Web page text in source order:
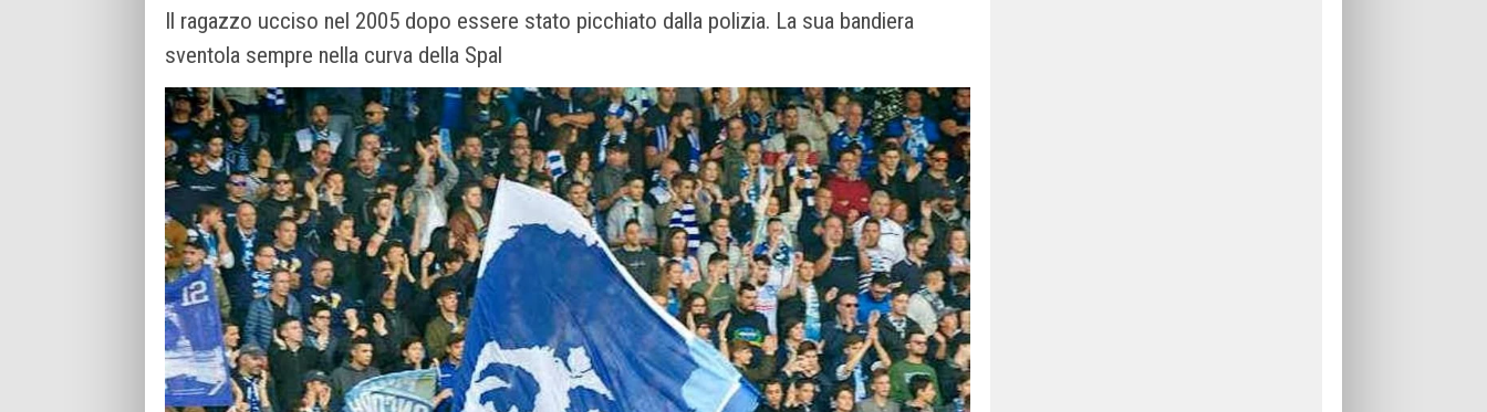
Il ragazzo ucciso nel 2005 dopo essere stato picchiato dalla polizia. La sua bandiera
sventola sempre nella curva della Spal